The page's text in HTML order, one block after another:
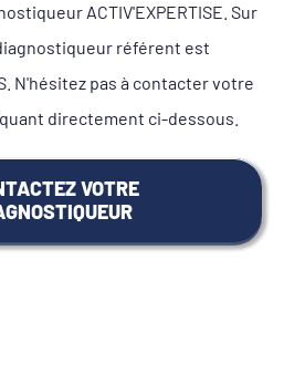
ACTIV'EXPERTISE. Sur
référent est
N'hésitez pas à contacter votre
directement ci-dessous.
VOTRE